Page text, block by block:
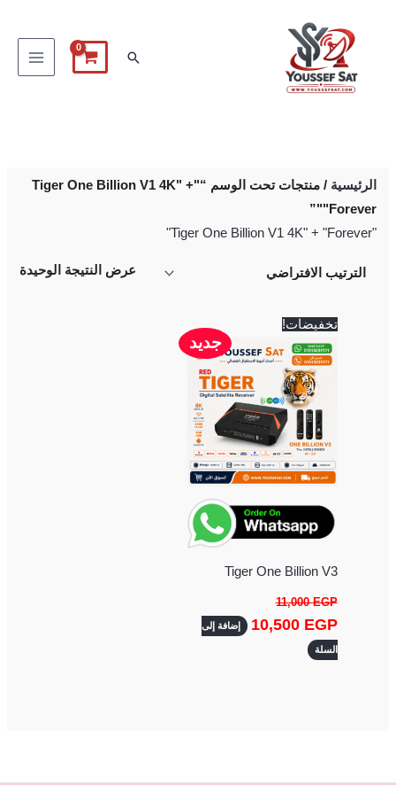
البحث
الرئيسية
/ منتجات تحت الوسم “"Tiger One Billion V1 4K" +
"Forever"”
"Tiger One Billion V1 4K" + "Forever"
عرض النتيجة الوحيدة
تخفيضات!
جديد
Tiger One Billion V3
11,000EGP
هو:
11,000 EGP.
10,500 EGP
الحالي
هو:
10,500 EGP.
إضافة إلى
السلة